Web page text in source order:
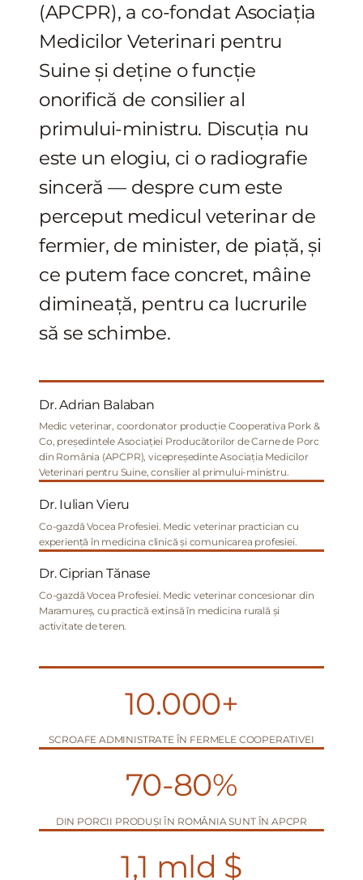
(APCPR), a co-fondat Asociația
Medicilor Veterinari pentru
Suine și deține o funcție
onorifică de consilier al
primului-ministru. Discuția nu
este un elogiu, ci o radiografie
sinceră — despre cum este
perceput medicul veterinar de
fermier, de minister, de piață, și
ce putem face concret, mâine
dimineață, pentru ca lucrurile
să se schimbe.
Dr. Adrian Balaban
Medic veterinar, coordonator producție Cooperativa Pork &
Co, președintele Asociației Producătorilor de Carne de Porc
din România (APCPR), vicepreședinte Asociația Medicilor
Veterinari pentru Suine, consilier al primului-ministru.
Dr. Iulian Vieru
Co-gazdă Vocea Profesiei. Medic veterinar practician cu
experiență în medicina clinică și comunicarea profesiei.
Dr. Ciprian Tănase
Co-gazdă Vocea Profesiei. Medic veterinar concesionar din
Maramureș, cu practică extinsă în medicina rurală și
activitate de teren.
10.000+
SCROAFE ADMINISTRATE ÎN FERMELE COOPERATIVEI
70-80%
DIN PORCII PRODUȘI ÎN ROMÂNIA SUNT ÎN APCPR
1,1 mld $